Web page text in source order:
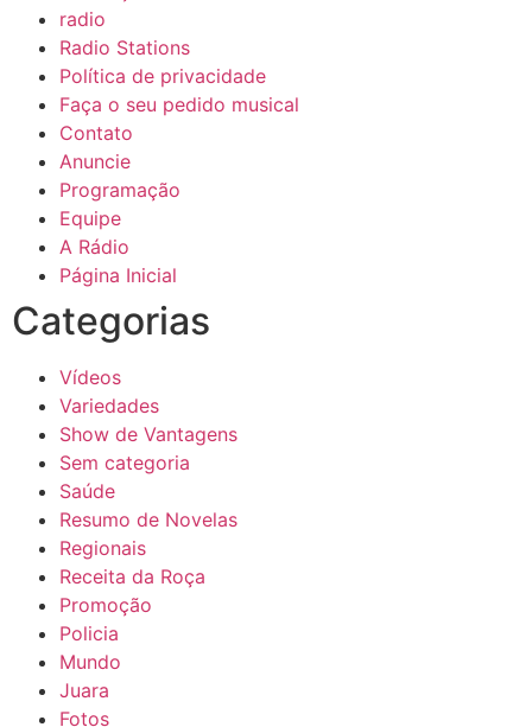
radio
Radio Stations
Política de privacidade
Faça o seu pedido musical
Contato
Anuncie
Programação
Equipe
A Rádio
Página Inicial
Categorias
Vídeos
Variedades
Show de Vantagens
Sem categoria
Saúde
Resumo de Novelas
Regionais
Receita da Roça
Promoção
Policia
Mundo
Juara
Fotos